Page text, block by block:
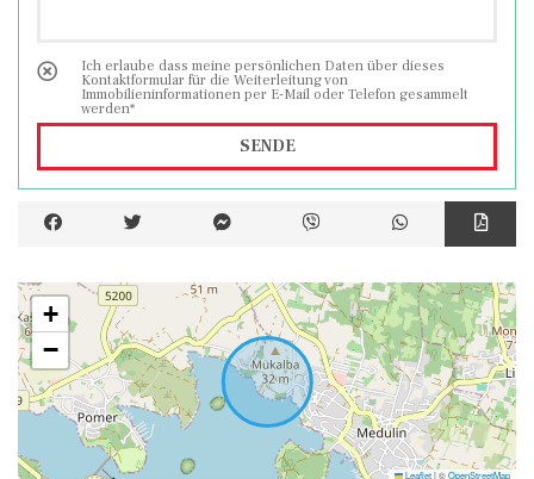
Dieses moderne Anwesen strahlt Luxus aus
und ist ein ideales Anwesen für den
Aktivtourismus, den es seit Jahren betreibt,
oder als Familiendomizil zum Wohnen.
Ich erlaube dass meine persönlichen Daten über dieses
Kontaktformular für die Weiterleitung von
Immobilieninformationen per E-Mail oder Telefon gesammelt
werden*
SENDE
+
−
Leaflet|©OpenStreetMap